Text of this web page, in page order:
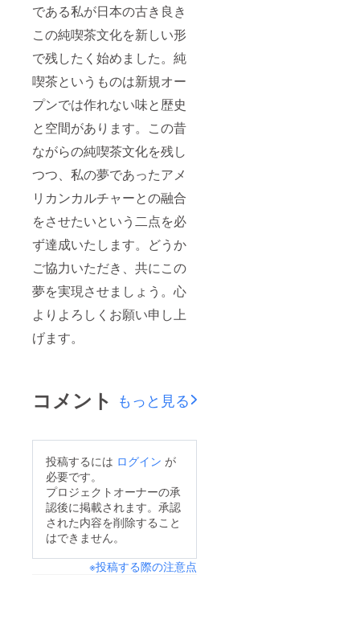
である私が日本の古き良き
この純喫茶文化を新しい形
で残したく始めました。純
喫茶というものは新規オー
プンでは作れない味と歴史
と空間があります。この昔
ながらの純喫茶文化を残し
つつ、私の夢であったアメ
リカンカルチャーとの融合
をさせたいという二点を必
ず達成いたします。どうか
ご協力いただき、共にこの
夢を実現させましょう。心
よりよろしくお願い申し上
げます。
コメント もっと見る
投稿するには ログイン が
必要です。
プロジェクトオーナーの承
認後に掲載されます。承認
された内容を削除すること
はできません。
※投稿する際の注意点